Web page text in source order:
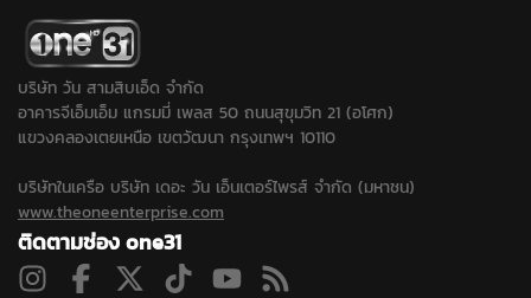
บริษัท วัน สามสิบเอ็ด จำกัด
อาคารจีเอ็มเอ็ม แกรมมี่ เพลส 50 ถนนสุขุมวิท 21 (อโศก)
แขวงคลองเตยเหนือ เขตวัฒนา กรุงเทพฯ 10110
บริษัทในเครือ บริษัท เดอะ วัน เอ็นเตอร์ไพรส์ จำกัด (มหาชน)
www.theoneenterprise.com
ติดตามช่อง one31